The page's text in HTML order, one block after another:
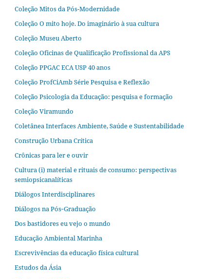
Coleção Mitos da Pós-Modernidade
Coleção O mito hoje. Do imaginário à sua cultura
Coleção Museu Aberto
Coleção Oficinas de Qualificação Profissional da APS
Coleção PPGAC ECA USP 40 anos
Coleção ProfCiAmb Série Pesquisa e Reflexão
Coleção Psicologia da Educação: pesquisa e formação
Coleção Viramundo
Coletânea Interfaces Ambiente, Saúde e Sustentabilidade
Construção Urbana Crítica
Crônicas para ler e ouvir
Cultura (i) material e rituais de consumo: perspectivas
semiopsicanalíticas
Diálogos Interdisciplinares
Diálogos na Pós‐Graduação
Dos bastidores eu vejo o mundo
Educação Ambiental Marinha
Escrevivências da educação física cultural
Estudos da Ásia​